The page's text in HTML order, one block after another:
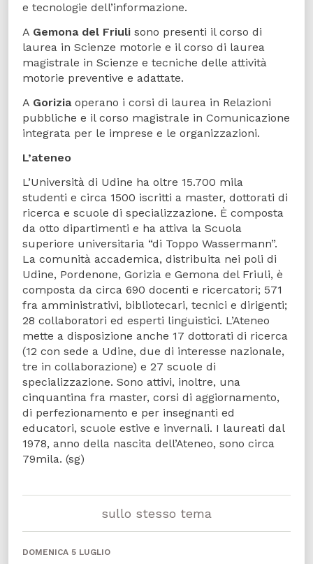
e tecnologie dell’informazione.
A Gemona del Friuli sono presenti il corso di
laurea in Scienze motorie e il corso di laurea
magistrale in Scienze e tecniche delle attività
motorie preventive e adattate.
A Goriziaoperano i corsi di laurea in Relazioni
pubbliche e il corso magistrale in Comunicazione
integrata per le imprese e le organizzazioni.
L’ateneo
L’Università di Udine ha oltre 15.700 mila
studenti e circa 1500 iscritti a master, dottorati di
ricerca e scuole di specializzazione. È composta
da otto dipartimenti e ha attiva la Scuola
superiore universitaria “di Toppo Wassermann”.
La comunità accademica, distribuita nei poli di
Udine, Pordenone, Gorizia e Gemona del Friuli, è
composta da circa 690 docenti e ricercatori; 571
fra amministrativi, bibliotecari, tecnici e dirigenti;
28 collaboratori ed esperti linguistici. L’Ateneo
mette a disposizione anche 17 dottorati di ricerca
(12 con sede a Udine, due di interesse nazionale,
tre in collaborazione) e 27 scuole di
specializzazione. Sono attivi, inoltre, una
cinquantina fra master, corsi di aggiornamento,
di perfezionamento e per insegnanti ed
educatori, scuole estive e invernali. I laureati dal
1978, anno della nascita dell’Ateneo, sono circa
79mila. (sg)
sullo stesso tema
DOMENICA 5 LUGLIO